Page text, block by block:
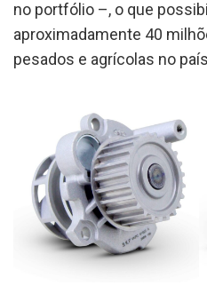
no portfólio –, o que
aproximadamente 40
pesados e agrícolas no